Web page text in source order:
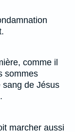
comme il
sommes
sang de Jésus
marcher aussi